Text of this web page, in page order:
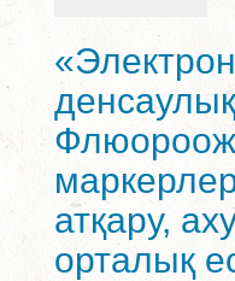
атқару,
орталық